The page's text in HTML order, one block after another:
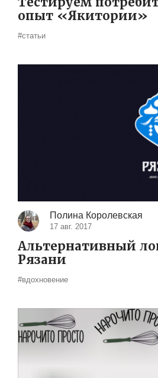
опыт «Якитории»
#статьи
Полина Королевская
17 авг. 2017
Альтернативный
Рязани
#вдохновение